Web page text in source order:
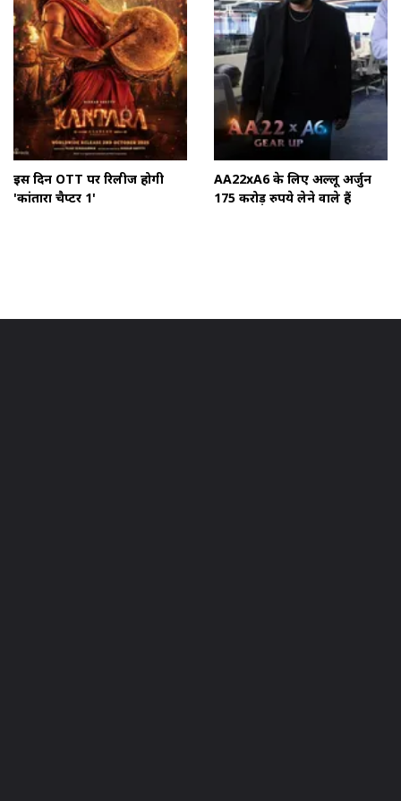
इस दिन OTT पर रिलीज होगी
'कांतारा चैप्टर 1'
AA22xA6 के लिए अल्लू अर्जुन
175 करोड़ रुपये लेने वाले हैं